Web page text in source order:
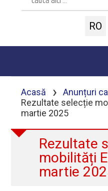
RO
Acasă › Anunțuri
Rezultate selecție
martie 2025
Rezultate
mobilități
martie